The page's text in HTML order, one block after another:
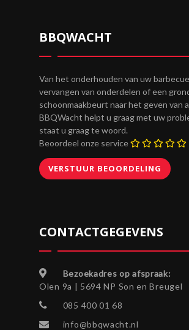
BBQWACHT
Van het onderhouden van uw
vervangen van onderdelen of een
schoonmaakbeurt naar het geven van
BBQWacht helpt u graag met uw
staat u graag te woord.
Beoordeel onze service
CONTACTGEGEVENS
Bezoekadres op afspraak:
Olen 9a | 5694 NP Son en Breugel
085 400 01 68
info@bbqwacht.nl